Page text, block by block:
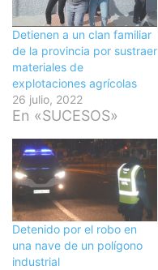
Detienen a un clan familiar
de la provincia por sustraer
materiales de
explotaciones agrícolas
26 julio, 2022
En «SUCESOS»
Detenido por el robo en
una nave de un polígono
industrial